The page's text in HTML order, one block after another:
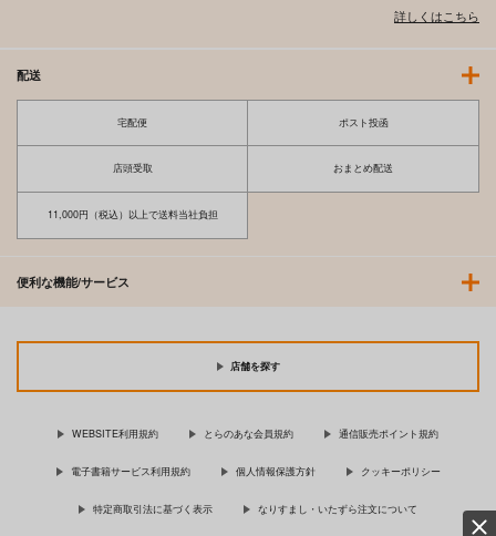
詳しくはこちら
配送
宅配便 ポスト投函
店頭受取 おまとめ配送
11,000円（税込）以上で送料当社負担
便利な機能/サービス
店舗を探す
WEBSITE利用規約 とらのあな会員規約 通信販売ポイント規約
電子書籍サービス利用規約 個人情報保護方針 クッキーポリシー
特定商取引法に基づく表示 なりすまし・いたずら注文について